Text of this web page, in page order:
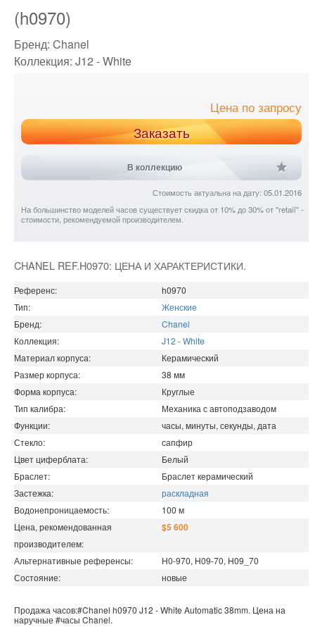
(h0970)
Бренд: Chanel
Коллекция: J12 - White
Цена по запросу
Заказать
В коллекцию
Стоимость актуальна на дату: 05.01.2016
На большинство моделей часов существует скидка от 10% до 30% от "retail" -
стоимости, рекомендуемой производителем.
CHANEL REF.H0970: ЦЕНА И ХАРАКТЕРИСТИКИ.
Референс:
h0970
Тип:
Женские
Бренд:
Chanel
Коллекция:
J12 - White
Материал корпуса:
Керамический
Размер корпуса:
38 мм
Форма корпуса:
Круглые
Тип калибра:
Механика с автоподзаводом
Функции:
часы, минуты, секунды, дата
Стекло:
сапфир
Цвет циферблата:
Белый
Браслет:
Браслет керамический
Застежка:
раскладная
Водонепроницаемость: 100 м
Цена, рекомендованная
производителем:
$5 600
Альтернативные референсы:
H0-970, H09-70, H09_70
Состояние:
новые
Продажа часов:#Chanel h0970 J12 - White Automatic 38mm. Цена на
наручные #часы Chanel.